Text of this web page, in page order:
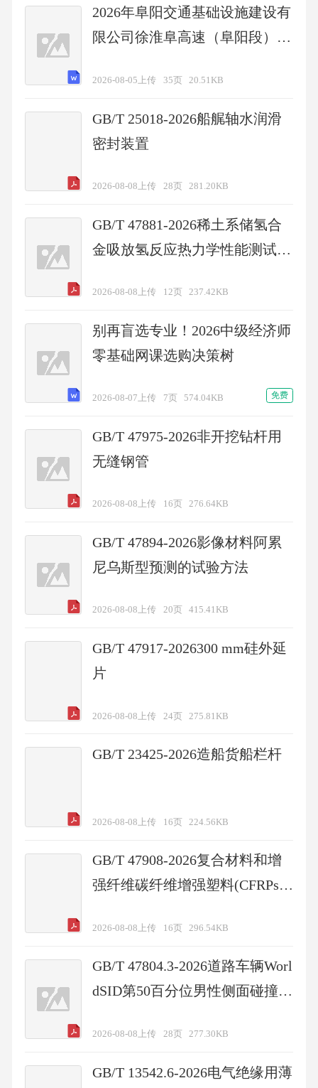
2026年阜阳交通基础设施建设有
限公司徐淮阜高速（阜阳段）收
及答案详解
2026-08-05上传 35页 20.51KB
GB/T 25018-2026船艉轴水润滑
密封装置
2026-08-08上传 28页 281.20KB
GB/T 47881-2026稀土系储氢合
金吸放氢反应热力学性能测试方
2026-08-08上传 12页 237.42KB
别再盲选专业！2026中级经济师
零基础网课选购决策树
2026-08-07上传 7页 574.04KB 免费
GB/T 47975-2026非开挖钻杆用
无缝钢管
2026-08-08上传 16页 276.64KB
GB/T 47894-2026影像材料阿累
尼乌斯型预测的试验方法
2026-08-08上传 20页 415.41KB
GB/T 47917-2026300 mm硅外延
片
2026-08-08上传 24页 275.81KB
GB/T 23425-2026造船货船栏杆
2026-08-08上传 16页 224.56KB
GB/T 47908-2026复合材料和增
强纤维碳纤维增强塑料(CFRPs)
断裂试验表征方法
2026-08-08上传 16页 296.54KB
GB/T 47804.3-2026道路车辆Worl
dSID第50百分位男性侧面碰撞假
电子子系统的机械要求
2026-08-08上传 28页 277.30KB
GB/T 13542.6-2026电气绝缘用薄